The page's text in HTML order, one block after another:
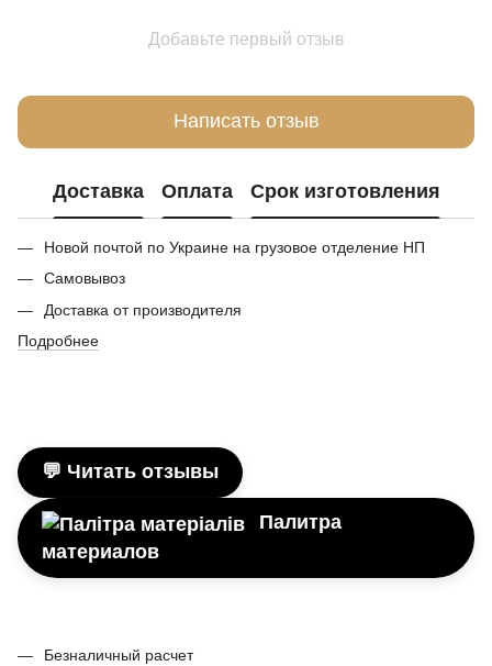
Добавьте первый отзыв
Написать отзыв
Доставка Оплата Срок изготовления
Новой почтой по Украине на грузовое отделение НП
Самовывоз
Доставка от производителя
Подробнее
💬 Читать отзывы
Палитра
материалов
Безналичный расчет